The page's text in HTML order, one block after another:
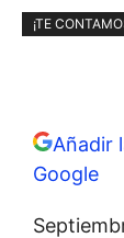
¡TE
Añadir
Google